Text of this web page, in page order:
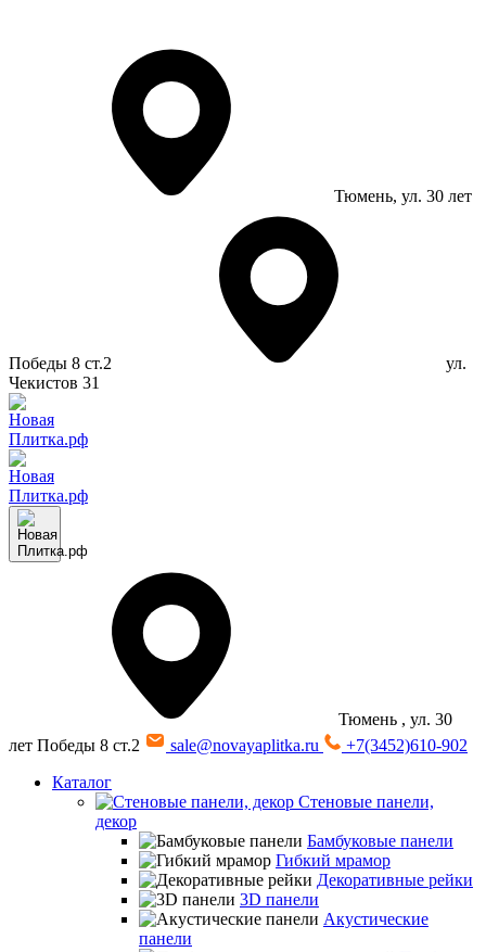
Тюмень, ул. 30 лет
Победы 8 ст.2
ул.
Чекистов 31
Тюмень , ул. 30
лет Победы 8 ст.2
sale@novayaplitka.ru
+7(3452)610-902
Каталог
Стеновые панели,
декор
Бамбуковые панели
Гибкий мрамор
Декоративные рейки
3D панели
Акустические
панели